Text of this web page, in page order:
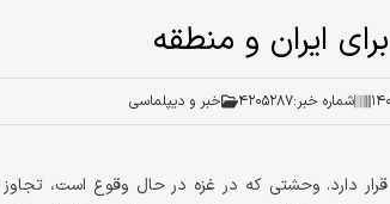
ایران و منطقه
شماره خبر:۴۲۰۵۲۸۷ خبر و دیپلماسی
دارد. وحشتی که در غزه در حال وقوع است،